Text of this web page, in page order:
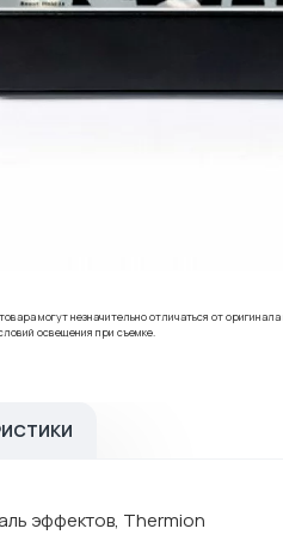
могут незначительно отличаться от
освещения при съемке.
эффектов, Thermion